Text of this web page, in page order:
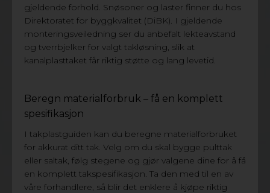
gjeldende forhold. Snøsoner og laster finner du hos
Direktoratet for byggkvalitet (DiBK). I gjeldende
monteringsveiledning ser du anbefalt lekteavstand
og tverrbjelker for valgt takløsning, slik at
kanalplasttaket får riktig støtte og lang levetid.
Beregn materialforbruk – få en komplett
spesifikasjon
I takplastguiden kan du beregne materialforbruket
for akkurat ditt tak. Velg om du skal bygge pulttak
eller saltak, følg stegene og gjør valgene dine for å få
en komplett takspesifikasjon. Ta den med til en av
våre forhandlere, så blir det enklere å kjøpe riktig